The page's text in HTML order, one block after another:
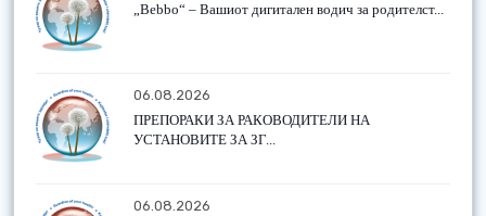
„Bebbo“ – Вашиот дигитален водич за родителст...
06.08.2026
ПРЕПОРАКИ ЗА РАКОВОДИТЕЛИ НА
УСТАНОВИТЕ ЗА ЗГ...
06.08.2026